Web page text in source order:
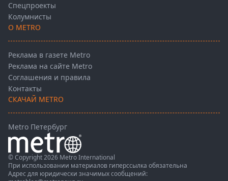
Спецпроекты
Колумнисты
О METRO
Реклама в газете Metro
Реклама на сайте Metro
Соглашения и правила
Контакты
СКАЧАЙ METRO
Metro Петербург
© Copyright 2026 Metro International
При использовании материалов гиперссылка обязательна
Адрес для юридически значимых сообщений: